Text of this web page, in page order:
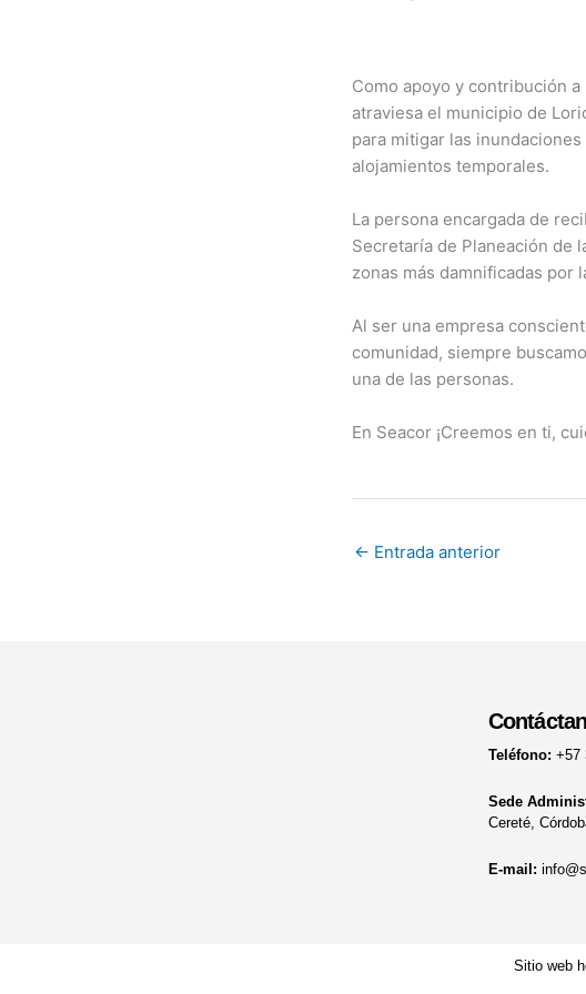
Como apoyo y contribución
atraviesa el municipio de
para mitigar las
alojamientos temporales.
La persona encargada de
Secretaría de Planeación de
zonas más damnificadas por
Al ser una empresa
comunidad, siempre
una de las personas.
En Seacor ¡Creemos en ti,
← Entrada anterior
Teléfono: +57
Sede
Cereté,
E-mail:
Sitio web